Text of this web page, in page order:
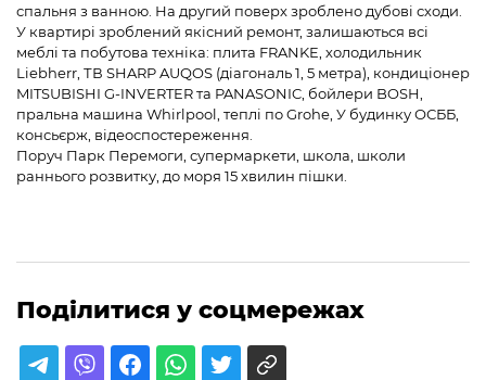
спальня з ванною. На другий поверх зроблено дубові сходи.
У квартирі зроблений якісний ремонт, залишаються всі
меблі та побутова техніка: плита FRANKE, холодильник
Liebherr, ТВ SHARP AUQOS (діагональ 1, 5 метра), кондиціонер
MITSUBISHI G-INVERTER та PANASONIC, бойлери BOSH,
пральна машина Whirlpool, теплі по Grohe, У будинку ОСББ,
консьєрж, відеоспостереження.
Поруч Парк Перемоги, супермаркети, школа, школи
раннього розвитку, до моря 15 хвилин пішки.
Поділитися у соцмережах